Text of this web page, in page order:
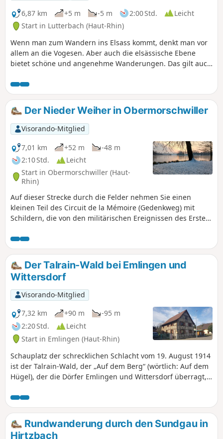
6,87 km
+5 m -5 m 2:00 Std.
Leicht
Start in Lutterbach (Haut-Rhin)
Wenn man zum Wandern ins Elsass kommt, denkt man vor
allem an die Vogesen. Aber auch die elsässische Ebene
bietet schöne und angenehme Wanderungen. Das gilt auch
Bois de Lutterbach vor den Toren der Stadt Mulhouse. Diese
Wanderung ist völlig ungefährlich und für fast jeden
geeignet. Der größte Teil der Strecke verläuft durch den
Wald. Der Höhepunkt der Wanderung befindet sich auf
halber Strecke: die große Eiche von Pfastatt.
Der Nieder Weiher in Obermorschwiller
Visorando-Mitglied
7,01 km
+52 m
-48 m
2:10 Std.
Leicht
Start in Obermorschwiller (Haut-
Rhin)
Auf dieser Strecke durch die Felder nehmen Sie einen
kleinen Teil des Circuit de la Mémoire (Gedenkweg) mit
Schildern, die von den militärischen Ereignissen des Ersten
Teich zu umrunden, der durch seine Größe beeindruckt
und zu jeder Jahreszeit angenehm ist. Zahlreiche Bänke
säumen den Weg.
Der Talrain-Wald bei Emlingen und
Wittersdorf
Visorando-Mitglied
7,32 km
+90 m
-95 m
2:20 Std.
Leicht
Start in Emlingen (Haut-Rhin)
Schauplatz der schrecklichen Schlacht vom 19. August 1914
ist der Talrain-Wald, der „Auf dem Berg“ (wörtlich: Auf dem
Hügel), der die Dörfer Emlingen und Wittersdorf überragt,
vermittelt Ihnen über den Gedenkweg, den diese Route
teilweise mitnimmt, mehr über die Akteure dieser Schlacht.
Rundwanderung durch den Sundgau in
Hirtzbach